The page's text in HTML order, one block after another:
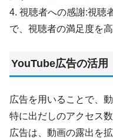
4. 視聴者への感謝:視聴
で、視聴者の満足度を高
YouTube広告の活用
広告を用いることで、
特に出だしのアクセス
広告は、動画の露出を